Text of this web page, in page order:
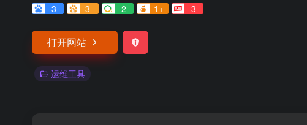
3
3- 2 1+ 3
打开网站
运维工具